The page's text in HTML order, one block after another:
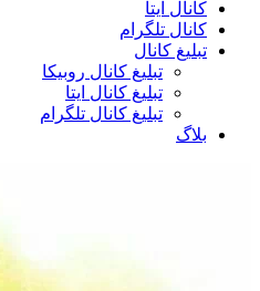
کانال ایتا
کانال تلگرام
تبلیغ کانال
تبلیغ کانال روبیکا
تبلیغ کانال ایتا
تبلیغ کانال تلگرام
بلاگ